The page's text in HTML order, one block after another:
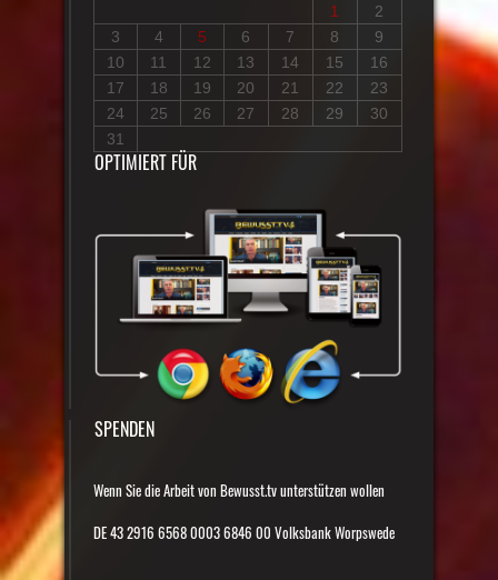
1
2
3
4 5 6 7 8
9
10
11 12 13 14 15
16
17
18 19 20 21 22
23
24
25 26 27 28 29
30
31
OPTIMIERT FÜR
SPENDEN
Wenn Sie die Arbeit von Bewusst.tv unterstützen wollen
DE 43 2916 6568 0003 6846 00 Volksbank Worpswede